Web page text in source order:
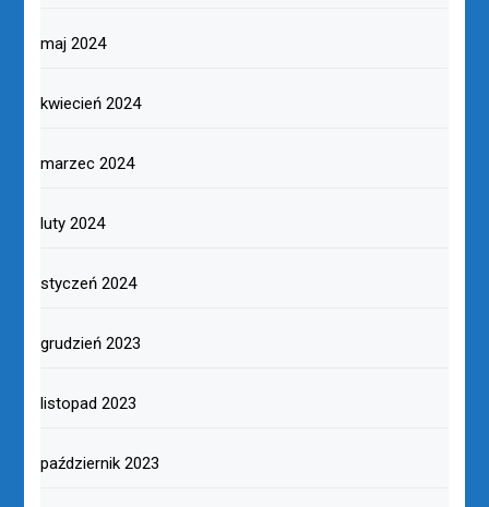
maj 2024
kwiecień 2024
marzec 2024
luty 2024
styczeń 2024
grudzień 2023
listopad 2023
październik 2023